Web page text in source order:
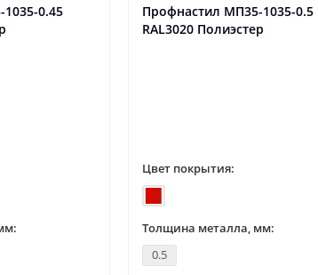
0.45
Профнастил МП35-1035-0.5
RAL3020 Полиэстер
Цвет покрытия:
Толщина металла, мм:
0.5